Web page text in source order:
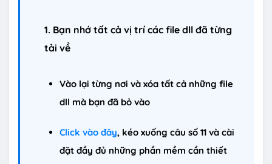
1. Bạn nhớ tất cả vị trí các file dll đã từng
tải về
Vào lại từng nơi và xóa tất cả những file
dll mà bạn đã bỏ vào
Click vào đây, kéo xuống câu số 11 và cài
đặt đầy đủ những phần mềm cần thiết